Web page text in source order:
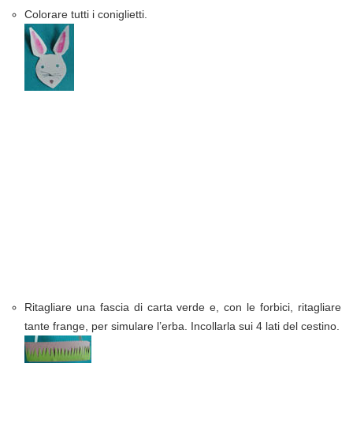
Colorare tutti i coniglietti.
Ritagliare una fascia di carta verde e, con le forbici, ritagliare
tante frange, per simulare l’erba. Incollarla sui 4 lati del cestino.